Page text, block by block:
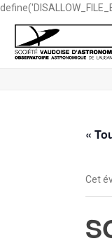
«
Cet